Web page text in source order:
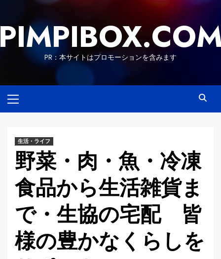
content
PR：本サイトはプロモーションを含みます
Menu
生活・ライフ
野菜・肉・魚・冷凍
食品から生活雑貨ま
で・生協の宅配 皆
様の豊かなくらしを